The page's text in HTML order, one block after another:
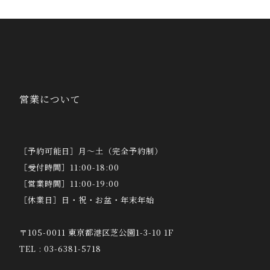
営業について
［予約可能日］月～土（完全予約制）
［受付時間］11:00-18:00
［営業時間］11:00-19:00
［休業日］日・祝・お盆・年末年始
〒105-0011 東京都港区芝公園1-3-10 1F
TEL : 03-6381-5718